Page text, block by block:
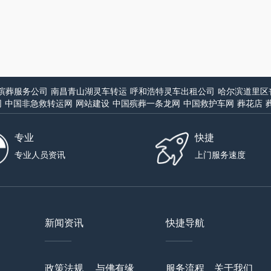
葬服务公司 南昌青山湖灵车转运 呼和浩特灵车出租公司
哈尔滨道里
中国非急救转运网 网站建设 中国殡葬一条龙网 中国救护车网 葬花店
专业
专业人员资讯
快捷
上门服务速度
新闻资讯
——
政策法规 与佛有缘
快捷导航
——
服务流程 关于我们